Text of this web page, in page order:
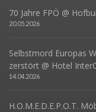
70 Jahre FPÖ @
20.05.2026
Selbstmord Europas
zerstört @ Hotel
14.04.2026
H.O.M.E.D.E.P.O.T.